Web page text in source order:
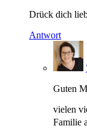
Drück dich
Antwort
Guten
vielen
Familie